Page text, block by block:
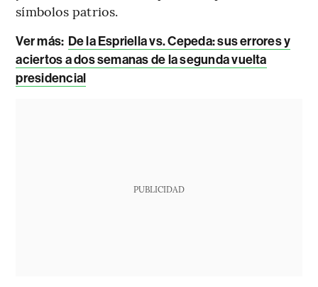
símbolos patrios.
Ver más: De la Espriella vs. Cepeda: sus errores y
aciertos a dos semanas de la segunda vuelta
presidencial
PUBLICIDAD